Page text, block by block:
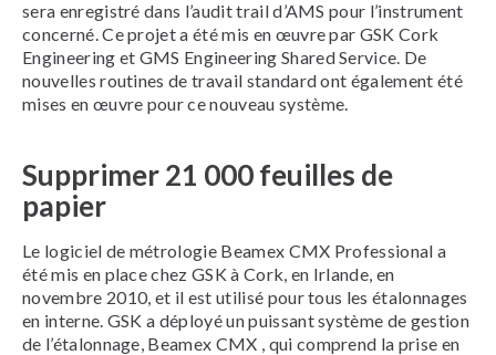
sera enregistré dans l’audit trail d’AMS pour l’instrument
concerné. Ce projet a été mis en œuvre par GSK Cork
Engineering et GMS Engineering Shared Service. De
nouvelles routines de travail standard ont également été
mises en œuvre pour ce nouveau système.
Supprimer 21 000 feuilles de
papier
Le logiciel de métrologie Beamex CMX Professional a
été mis en place chez GSK à Cork, en Irlande, en
novembre 2010, et il est utilisé pour tous les étalonnages
en interne. GSK a déployé un puissant système de gestion
de l’étalonnage, Beamex CMX , qui comprend la prise en